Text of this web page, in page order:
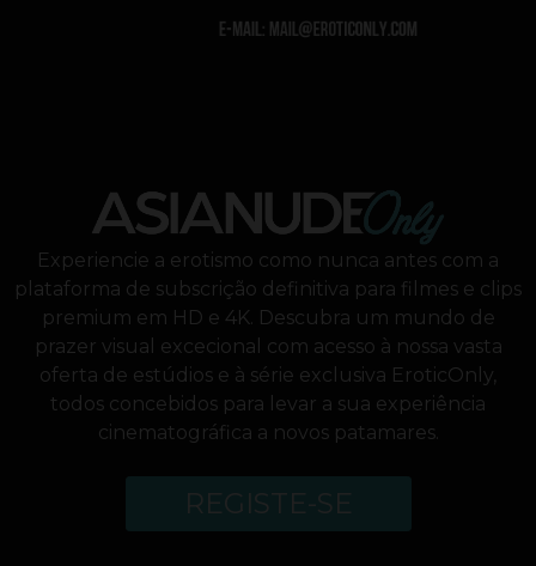
Experiencie a erotismo como nunca antes com a
plataforma de subscrição definitiva para filmes e clips
premium em HD e 4K. Descubra um mundo de
prazer visual excecional com acesso à nossa vasta
oferta de estúdios e à série exclusiva EroticOnly,
todos concebidos para levar a sua experiência
cinematográfica a novos patamares.
REGISTE-SE